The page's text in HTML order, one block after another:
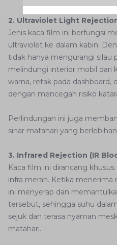
2. Ultraviolet Light
Jenis kaca film ini berfungsi
ultraviolet ke dalam kabin.
tidak hanya mengurangi silau
melindungi interior mobil dari
warna, retak pada dashboard,
dengan mencegah risiko
Perlindungan ini juga
sinar matahari yang
3. Infrared Rejection (IR
Kaca film ini dirancang
infra merah. Ketika menerima
ini menyerap dan
tersebut, sehingga suhu
sejuk dan terasa nyaman
matahari.